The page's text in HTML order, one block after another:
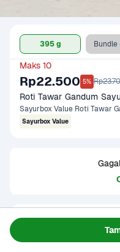
395 g
Maks 10
Rp22.500 5%
Roti Tawar Gandum
Sayurbox Value Roti Tawar
Sayurbox Value
Informasi Produk
Roti tawar gandum